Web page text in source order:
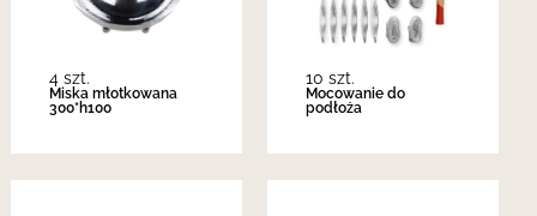
4 szt.
Miska młotkowana
300*h100
10 szt.
Mocowanie do
podłoża